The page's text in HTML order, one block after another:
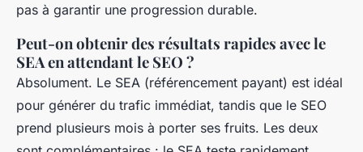
pas à garantir une progression durable.
Peut-on obtenir des résultats rapides avec le
SEA en attendant le SEO ?
Absolument. Le SEA (référencement payant) est idéal
pour générer du trafic immédiat, tandis que le SEO
prend plusieurs mois à porter ses fruits. Les deux